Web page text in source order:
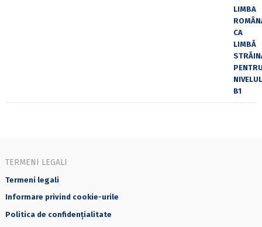
TERMENI LEGALI
Termeni legali
Informare privind cookie-urile
Politica de confidențialitate